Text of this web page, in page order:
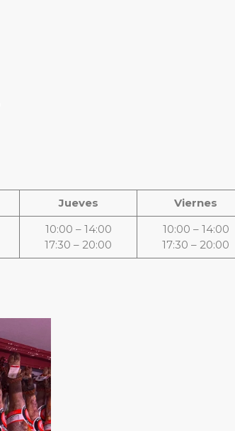
Jueves Viernes
10:00 – 14:00
17:30 – 20:00
10:00 – 14:00
17:30 – 20:00